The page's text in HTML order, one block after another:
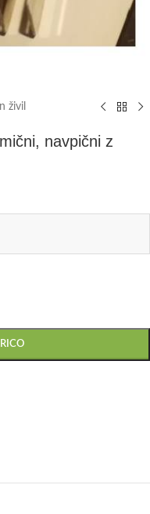
živil
navpični z